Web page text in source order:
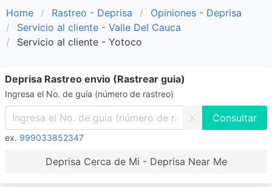
Home Rastreo - Deprisa
Opiniones - Deprisa
Servicio al cliente - Valle Del Cauca
Servicio al cliente - Yotoco
Deprisa Rastreo envio (Rastrear guia)
Ingresa el No. de guía (número de rastreo)
X
ex. 999033852347
Deprisa Cerca de Mi - Deprisa Near Me